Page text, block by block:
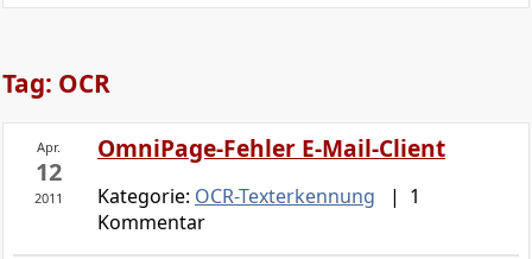
Tag: OCR
Apr.
12
2011
OmniPage-Fehler E-Mail-Client
Kategorie: OCR-Texterkennung | 1
Kommentar